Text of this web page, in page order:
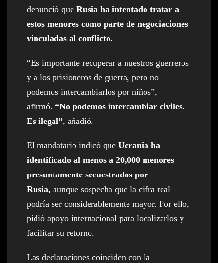
denunció que Rusia ha intentado tratar a
estos menores como parte de negociaciones
vinculadas al conflicto.
“Es importante recuperar a nuestros guerreros
y a los prisioneros de guerra, pero no
podemos intercambiarlos por niños”,
afirmó. “No podemos intercambiar civiles.
Es ilegal”, añadió.
El mandatario indicó que Ucrania ha
identificado al menos a 20,000 menores
presuntamente secuestrados por
Rusia, aunque sospecha que la cifra real
podría ser considerablemente mayor. Por ello,
pidió apoyo internacional para localizarlos y
facilitar su retorno.
Las declaraciones coinciden con la